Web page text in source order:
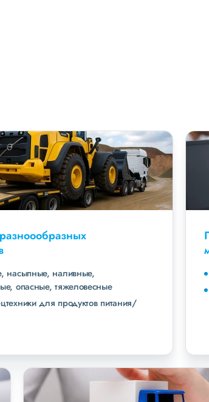
насыпные, наливные,
опасные, тяжеловесные
для продуктов питания/